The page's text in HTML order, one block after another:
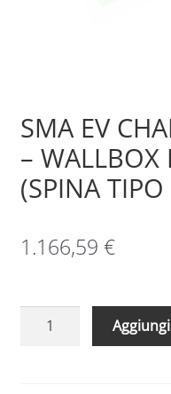
SMA EV
– WALLBOX
(SPINA
1.166,59 €